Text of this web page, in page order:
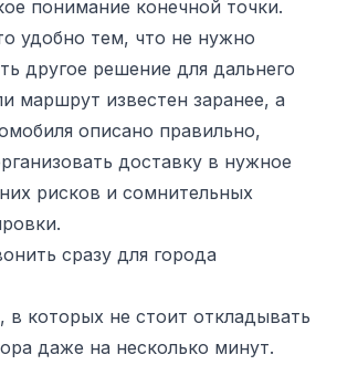
понимание конечной точки.
удобно тем, что не нужно
другое решение для дальнего
маршрут известен заранее, а
описано правильно,
доставку в нужное
рисков и сомнительных
сразу для города
в которых не стоит откладывать
даже на несколько минут.